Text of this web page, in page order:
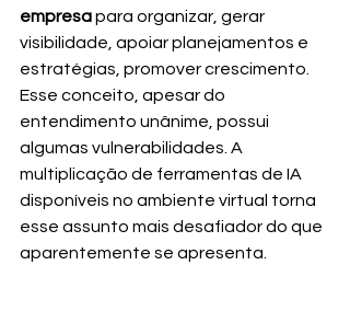
empresa para organizar, gerar
visibilidade, apoiar planejamentos e
estratégias, promover crescimento.
Esse conceito, apesar do
entendimento unânime, possui
algumas vulnerabilidades. A
multiplicação de ferramentas de IA
disponíveis no ambiente virtual torna
esse assunto mais desafiador do que
aparentemente se apresenta.